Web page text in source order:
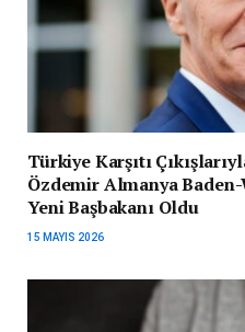
Türkiye Karşıtı
Özdemir Almanya
Yeni Başbakanı Oldu
15 MAYIS 2026